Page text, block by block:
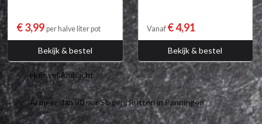
€ 3,99 per halve liter pot
Bekijk & bestel
Vanaf € 4,91
Bekijk & bestel
Huis vol Ambacht
Al meer dan 90 jaar Slagerij Rutten in Panningen